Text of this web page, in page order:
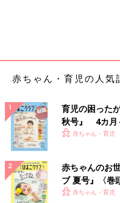
文字を書くことなど言語の
はひらがなを書いたり読ん
と、子どもも自然とひらが
っていきます。この時期に
やつを食べるときに「クッ
りは何個かな？ 」と数を意
どもの言葉や数を理解する
――３歳くらいになると、
赤ちゃん・育児の人気
育児の困った
秋号』 4カ月
いっぱい！
赤ちゃん・育児
赤ちゃんのお
ブ 夏号』〈巻
く！ おっぱい
赤ちゃん・育児